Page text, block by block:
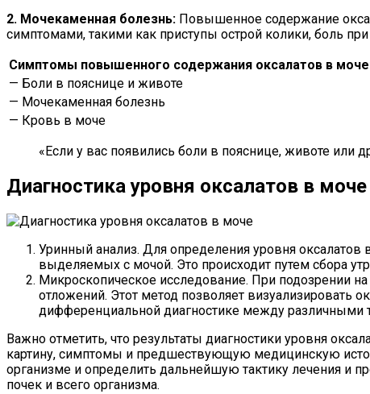
2. Мочекаменная болезнь: Повышенное содержание
симптомами, такими как приступы острой колики, боль
Симптомы повышенного содержания оксалатов в
— Боли в пояснице и животе
— Мочекаменная болезнь
— Кровь в моче
«Если у вас появились боли в пояснице, животе или
Диагностика уровня оксалатов в моче
Уринный анализ. Для определения уровня оксалатов
выделяемых с мочой. Это происходит путем сбора
Микроскопическое исследование. При подозрении
отложений. Этот метод позволяет визуализировать
дифференциальной диагностике между различными
Важно отметить, что результаты диагностики уровня
картину, симптомы и предшествующую медицинскую
организме и определить дальнейшую тактику лечения и
почек и всего организма.